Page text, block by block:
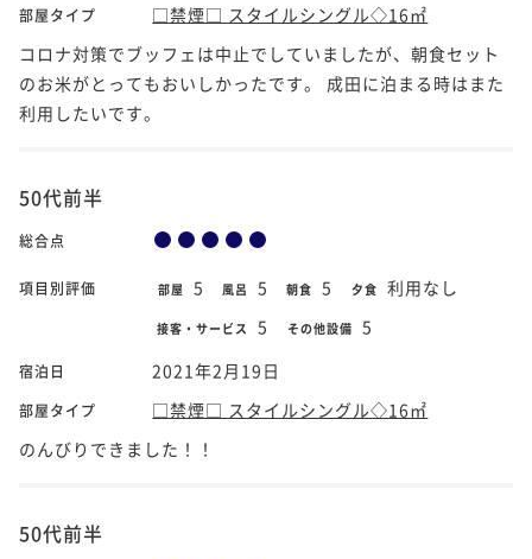
部屋タイプ
□禁煙□ スタイルシングル◇16㎡
コロナ対策でブッフェは中止でしていましたが、朝食セット
のお米がとってもおいしかったです。 成田に泊まる時はまた
利用したいです。
50代前半
総合点
項目別評価 部屋 5 風呂 5 朝食 5 夕食 利用なし
接客・サービス 5 その他設備 5
宿泊日 2021年2月19日
部屋タイプ
□禁煙□ スタイルシングル◇16㎡
のんびりできました！！
50代前半